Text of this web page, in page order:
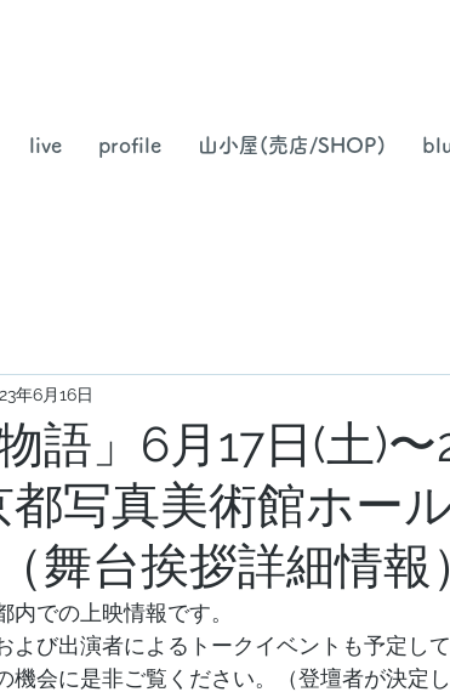
live profile 山小屋(売店/SHOP)
語」6月17日(土)〜
写真美術館ホー
舞台挨拶詳細情報
年6月16日
での上映情報です。
よび出演者によるトークイベントも予定し
機会に是非ご覧ください。（登壇者が決定し